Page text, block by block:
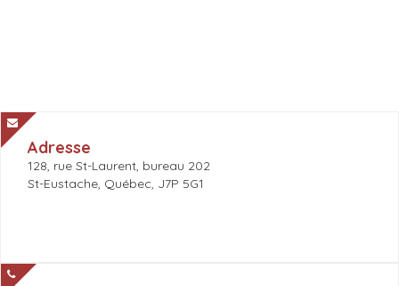
Adresse
128, rue St-Laurent, bureau 202
St-Eustache, Québec, J7P 5G1